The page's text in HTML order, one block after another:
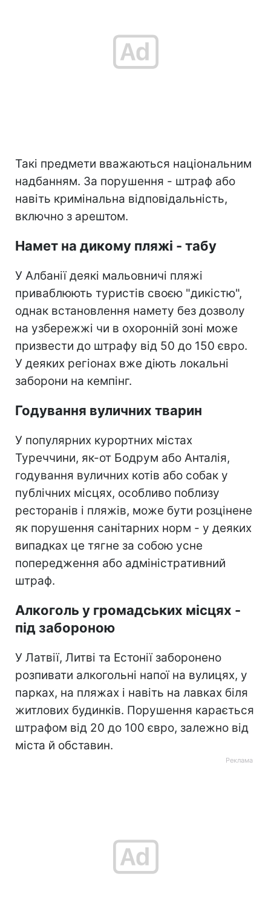
Такі предмети вважаються національним
надбанням. За порушення - штраф або
навіть кримінальна відповідальність,
включно з арештом.
Намет на дикому пляжі - табу
У Албанії деякі мальовничі пляжі
приваблюють туристів своєю "дикістю",
однак встановлення намету без дозволу
на узбережжі чи в охоронній зоні може
призвести до штрафу від 50 до 150 євро.
У деяких регіонах вже діють локальні
заборони на кемпінг.
Годування вуличних тварин
У популярних курортних містах
Туреччини, як-от Бодрум або Анталія,
годування вуличних котів або собак у
публічних місцях, особливо поблизу
ресторанів і пляжів, може бути розцінене
як порушення санітарних норм - у деяких
випадках це тягне за собою усне
попередження або адміністративний
штраф.
Алкоголь у громадських місцях -
під забороною
У Латвії, Литві та Естонії заборонено
розпивати алкогольні напої на вулицях, у
парках, на пляжах і навіть на лавках біля
житлових будинків. Порушення карається
штрафом від 20 до 100 євро, залежно від
міста й обставин.